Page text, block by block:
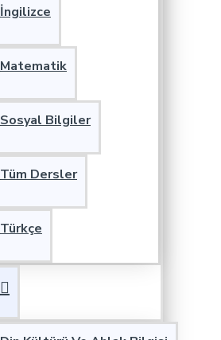
İngilizce
Matematik
Sosyal Bilgiler
Tüm Dersler
Türkçe